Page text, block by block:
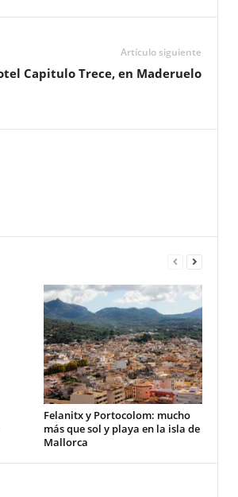
Artículo siguiente
Capitulo Trece, en Maderuelo
Felanitx y Portocolom: mucho
más que sol y playa en la isla de
Mallorca